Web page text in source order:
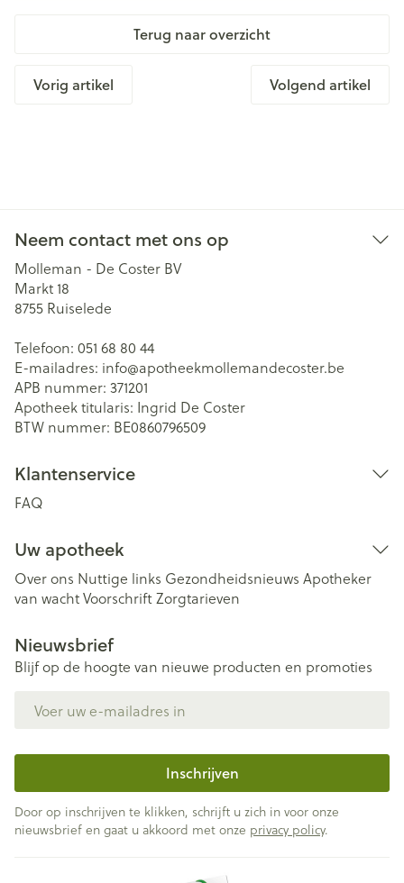
Terug naar overzicht
Vorig artikel Volgend artikel
Neem contact met ons op
Molleman - De Coster BV
Markt 18
8755 Ruiselede
Telefoon: 051 68 80 44
E-mailadres: info@apotheekmollemandecoster.be
APB nummer: 371201
Apotheek titularis: Ingrid De Coster
BTW nummer: BE0860796509
Klantenservice
FAQ
Uw apotheek
Over ons Nuttige links Gezondheidsnieuws Apotheker
van wachtVoorschriftZorgtarieven
Nieuwsbrief
Blijf op de hoogte van nieuwe producten en promoties
Inschrijven
Door op inschrijven te klikken, schrijft u zich in voor onze
nieuwsbrief en gaat u akkoord met onze privacy policy.